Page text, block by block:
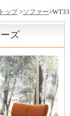
トップ >ソファー>WT33
ズ